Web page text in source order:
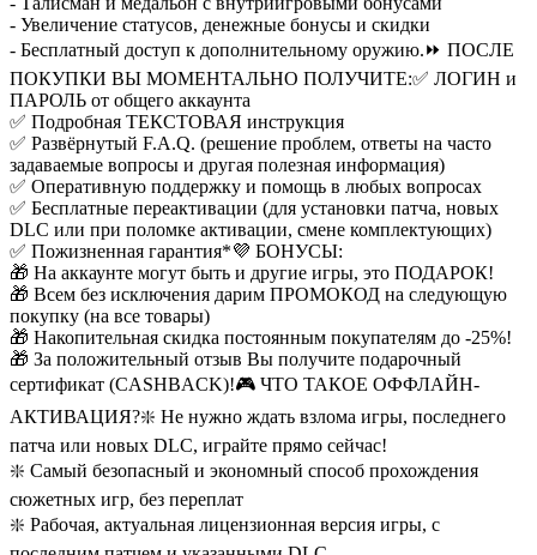
- Увеличение статусов, денежные бонусы и скидки
- Бесплатный доступ к дополнительному оружию.⏩ ПОСЛЕ
ПОКУПКИ ВЫ МОМЕНТАЛЬНО ПОЛУЧИТЕ:✅ ЛОГИН и
ПАРОЛЬ от общего аккаунта
✅ Подробная ТЕКСТОВАЯ инструкция
✅ Развёрнутый F.A.Q. (решение проблем, ответы на часто
задаваемые вопросы и другая полезная информация)
✅ Оперативную поддержку и помощь в любых вопросах
✅ Бесплатные переактивации (для установки патча, новых
DLC или при поломке активации, смене комплектующих)
✅ Пожизненная гарантия*💜 БОНУСЫ:
🎁 На аккаунте могут быть и другие игры, это ПОДАРОК!
🎁 Всем без исключения дарим ПРОМОКОД на следующую
покупку (на все товары)
🎁 Накопительная скидка постоянным покупателям до -25%!
🎁 За положительный отзыв Вы получите подарочный
сертификат (CASHBACK)!🎮 ЧТО ТАКОЕ ОФФЛАЙН-
АКТИВАЦИЯ?❇️ Не нужно ждать взлома игры, последнего
патча или новых DLC, играйте прямо сейчас!
❇️ Самый безопасный и экономный способ прохождения
сюжетных игр, без переплат
❇️ Рабочая, актуальная лицензионная версия игры, с